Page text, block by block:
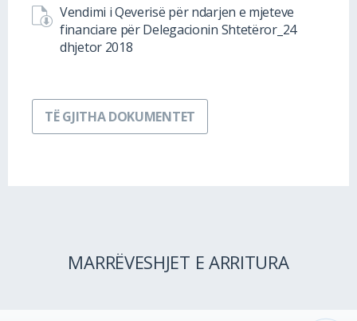
Vendimi i Qeverisë për ndarjen e mjeteve
financiare për Delegacionin Shtetëror_24
dhjetor 2018
TË GJITHA DOKUMENTET
MARRËVESHJET E ARRITURA